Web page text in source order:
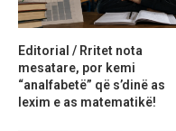
Editorial / Rritet nota
mesatare, por kemi
“analfabetë” që s’dinë as
lexim e as matematikë!